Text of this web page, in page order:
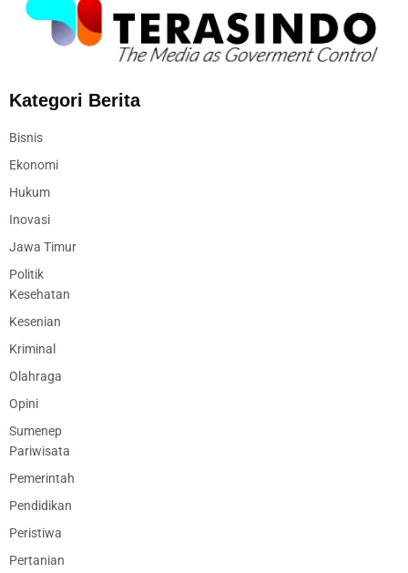
Kategori Berita
Bisnis
Ekonomi
Hukum
Inovasi
Jawa Timur
Politik
Kesehatan
Kesenian
Kriminal
Olahraga
Opini
Sumenep
Pariwisata
Pemerintah
Pendidikan
Peristiwa
Pertanian